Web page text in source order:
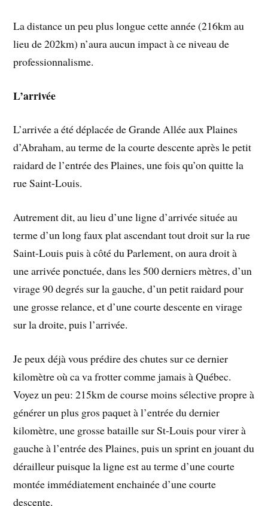
La distance un peu plus longue cette année (216km au
lieu de 202km) n’aura aucun impact à ce niveau de
professionnalisme.
L’arrivée
L’arrivée a été déplacée de Grande Allée aux Plaines
d’Abraham, au terme de la courte descente après le petit
raidard de l’entrée des Plaines, une fois qu’on quitte la
rue Saint-Louis.
Autrement dit, au lieu d’une ligne d’arrivée située au
terme d’un long faux plat ascendant tout droit sur la rue
Saint-Louis puis à côté du Parlement, on aura droit à
une arrivée ponctuée, dans les 500 derniers mètres, d’un
virage 90 degrés sur la gauche, d’un petit raidard pour
une grosse relance, et d’une courte descente en virage
sur la droite, puis l’arrivée.
Je peux déjà vous prédire des chutes sur ce dernier
kilomètre où ca va frotter comme jamais à Québec.
Voyez un peu: 215km de course moins sélective propre à
générer un plus gros paquet à l’entrée du dernier
kilomètre, une grosse bataille sur St-Louis pour virer à
gauche à l’entrée des Plaines, puis un sprint en jouant du
dérailleur puisque la ligne est au terme d’une courte
montée immédiatement enchainée d’une courte
descente.